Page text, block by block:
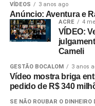
VÍDEOS 3 anos ago
Anúncio: Aventura e
ACRE 4
VÍDEO:
Cameli
GESTÃO BOCALOM 3 anos
Vídeo mostra briga
pedido de R$ 340
SE NÃO ROUBAR O DINHEIRO